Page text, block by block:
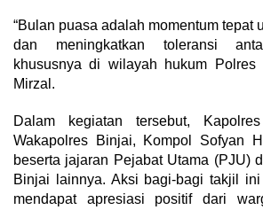
“Bulan puasa adalah momentum tepat
dan meningkatkan toleransi
khususnya di wilayah hukum Polres
Mirzal.
Dalam kegiatan tersebut,
Wakapolres Binjai, Kompol Sofyan
beserta jajaran Pejabat Utama (PJU)
Binjai lainnya. Aksi bagi-bagi takjil
mendapat apresiasi positif dari